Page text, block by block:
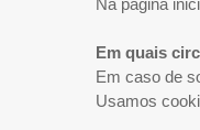
Na página
Em quais
Em caso de
Usamos